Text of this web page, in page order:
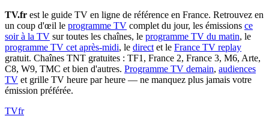
TV.fr est le guide TV en ligne de référence en France. Retrouvez en
un coup d'œil le programme TV complet du jour, les émissions ce
soir à la TV sur toutes les chaînes, le programme TV du matin, le
programme TV cet après-midi, le direct et le France TV replay
gratuit. Chaînes TNT gratuites : TF1, France 2, France 3, M6, Arte,
C8, W9, TMC et bien d'autres. Programme TV demain, audiences
TV et grille TV heure par heure — ne manquez plus jamais votre
émission préférée.
TVfr